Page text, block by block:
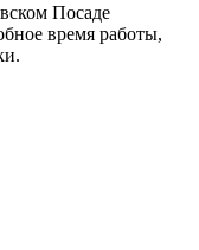
Посаде
время работы,